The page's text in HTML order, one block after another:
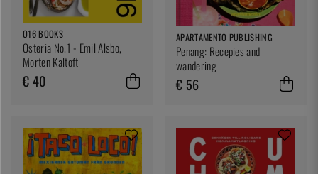
O16 BOOKS
Osteria No.1 - Emil Alsbo,
Morten Kaltoft
€ 40
APARTAMENTO PUBLISHING
Penang: Recepies and
wandering
€ 56